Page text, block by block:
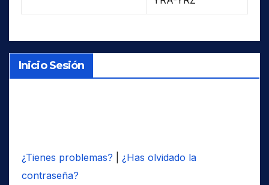
Inicio Sesión
¿Tienes problemas?
¿Has olvidado la
contraseña?